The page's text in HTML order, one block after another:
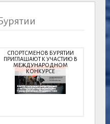
СПОРТСМЕНОВ БУРЯТИИ
ПРИГЛАШАЮТ К УЧАСТИЮ В
МЕЖДУНАРОДНОМ
КОНКУРСЕ